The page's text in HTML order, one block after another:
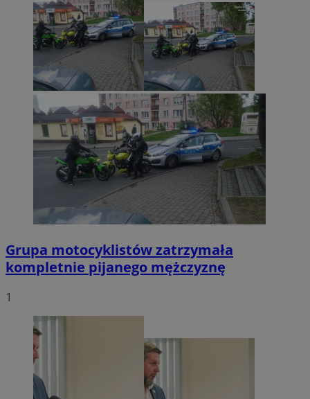
Grupa motocyklistów zatrzymała
kompletnie pijanego mężczyznę
1